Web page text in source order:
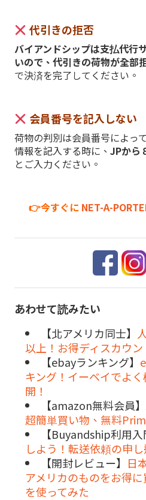
代引きの拒否
バイアンドシップは支払代行
いので、代引きの荷物が全部
で決済を完了してください。
会員番号を記入しない
荷物の判別は会員番号によっ
情報を記入する時に、 JPから
とご入力ください。
👉今すぐに NET-A-
あわせて読みたい
【北アメリカ同士】
以上！お得ディスカウン
【ebayランキング】
キング！イーベイでよ
開！
【amazon無料会員】
超簡単買い物、無料
【Buyandship利用入
しよう！転送依頼の申
【開封レビュー】 日
アメリカのものをお得
を使ってみた